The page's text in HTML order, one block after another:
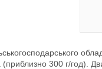
300 г/год).